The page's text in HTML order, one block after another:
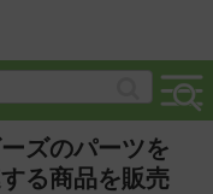
ズのパーツを
る商品を販売